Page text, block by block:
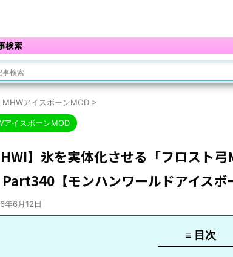
検索
MHWアイスボーンMOD >
アイスボーンMOD
】氷を実体化させる「フロスト
Part340【モンハンワールドアイスボ
年6月12日
≡ 目次